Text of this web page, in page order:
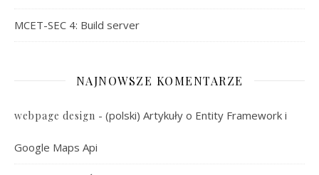
MCET-SEC 4: Build server
NAJNOWSZE KOMENTARZE
webpage design - (polski) Artykuły o Entity Framework i
Google Maps Api